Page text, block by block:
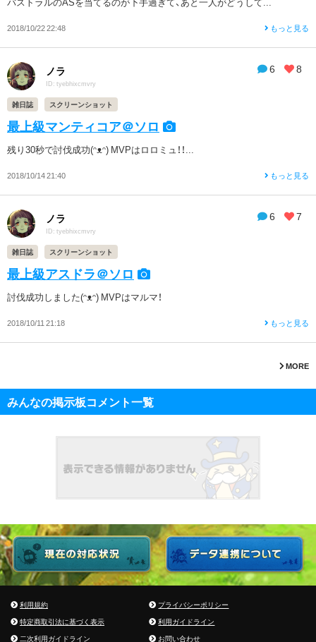
2018/10/22 22:48 もっと見る
6 8
ノラ
ID: tyebhixcmvry
雑日誌 スクリーンショット
最上級マンティコア＠ソロ
残り30秒で討伐成功(ᵔᴥᵔ) MVPはロロミュ！！...
2018/10/14 21:40 もっと見る
6 7
ノラ
ID: tyebhixcmvry
雑日誌 スクリーンショット
最上級アスドラ＠ソロ
討伐成功しました(ᵔᴥᵔ) MVPはマルマ！
2018/10/11 21:18 もっと見る
MORE
みんなの掲示板コメント一覧
利用規約
プライバシーポリシー
特定商取引法に基づく表示
利用ガイドライン
二次利用ガイドライン
お問い合わせ